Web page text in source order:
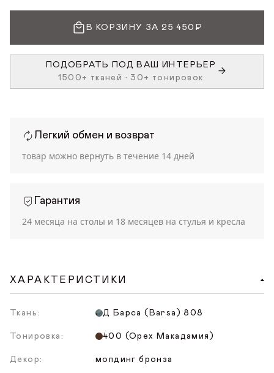
В КОРЗИНУ ЗА 25 450₽
ПОДОБРАТЬ ПОД ВАШ ИНТЕРЬЕР
1500+ тканей • 30+ тонировок
Легкий обмен и возврат
товар можно вернуть в течение 14 дней
Гарантия
24 месяца на столы и 18 месяцев на стулья и кресла
ХАРАКТЕРИСТИКИ
Ткань: Д Барса (Barsa) 808
Тонировка: 400 (Орех Макадамия)
Декор: молдинг бронза